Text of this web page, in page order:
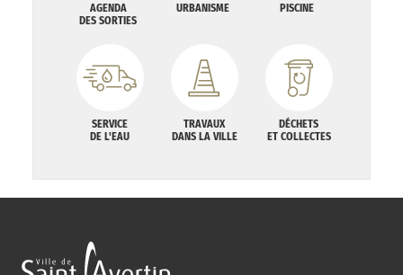
AGENDA
DES SORTIES
URBANISME PISCINE
SERVICE
DE L'EAU
TRAVAUX
DANS LA VILLE
DÉCHETS
ET COLLECTES